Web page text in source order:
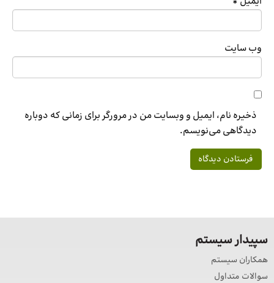
وب‌ سایت
ذخیره نام، ایمیل و وبسایت من در مرورگر برای زمانی که دوباره
دیدگاهی می‌نویسم.
سپیدار سیستم
همکاران سیستم
سوالات متداول